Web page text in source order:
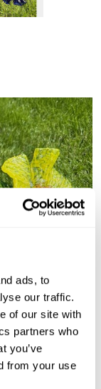
ads, to
our traffic.
of our site with
partners who
you’ve
from your use
autorovi